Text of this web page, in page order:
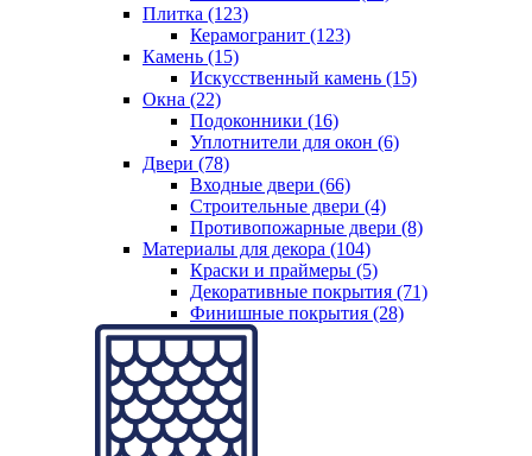
Плитка (123)
Керамогранит (123)
Камень (15)
Искусственный камень (15)
Окна (22)
Подоконники (16)
Уплотнители для окон (6)
Двери (78)
Входные двери (66)
Строительные двери (4)
Противопожарные двери (8)
Материалы для декора (104)
Краски и праймеры (5)
Декоративные покрытия (71)
Финишные покрытия (28)